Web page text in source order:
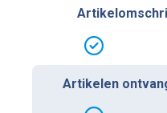
Artikelen